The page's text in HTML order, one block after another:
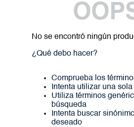
No se encontró ningún
¿Qué debo hacer?
Comprueba los
Intenta utilizar una
Utiliza términos
búsqueda
Intenta buscar
deseado